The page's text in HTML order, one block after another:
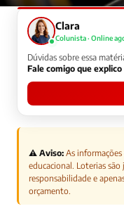
Clara
Colunista · Online
Dúvidas sobre essa
Fale comigo que explico
⚠️ Aviso: As
educacional. Loterias
responsabilidade e
orçamento.